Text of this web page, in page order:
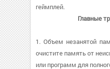
геймплей.
Главные
1. Объем незанятой
очистите память от
или программ для